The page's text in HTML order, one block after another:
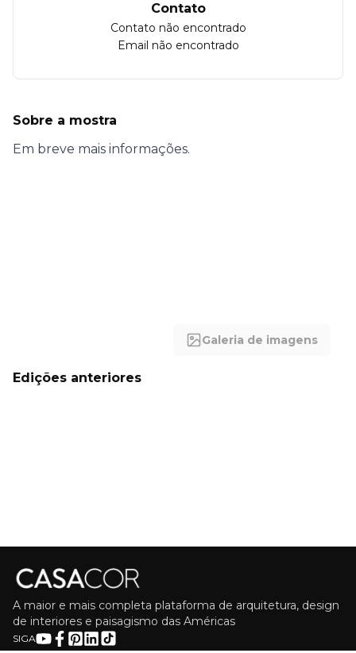
Contato
Contato não encontrado
Email não encontrado
Sobre a mostra
Em breve mais informações.
Galeria de imagens
Edições anteriores
A maior e mais completa plataforma de arquitetura, design
de interiores e paisagismo das Américas
SIGA